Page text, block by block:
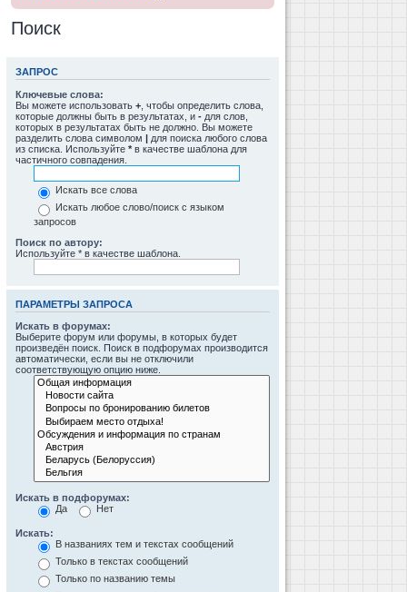
Поиск
ЗАПРОС
Ключевые слова:
Вы можете использовать + , чтобы определить слова,
которые должны быть в результатах, и - для слов,
которых в результатах быть не должно. Вы можете
разделить слова символом | для поиска любого слова
из списка. Используйте * в качестве шаблона для
частичного совпадения.
Искать все слова
Искать любое слово/поиск с языком
запросов
Поиск по автору:
Используйте * в качестве шаблона.
ПАРАМЕТРЫ ЗАПРОСА
Искать в форумах:
Выберите форум или форумы, в которых будет
произведён поиск. Поиск в подфорумах производится
автоматически, если вы не отключили
соответствующую опцию ниже.
Искать в подфорумах:
Да
Нет
Искать:
В названиях тем и текстах сообщений
Только в текстах сообщений
Только по названию темы